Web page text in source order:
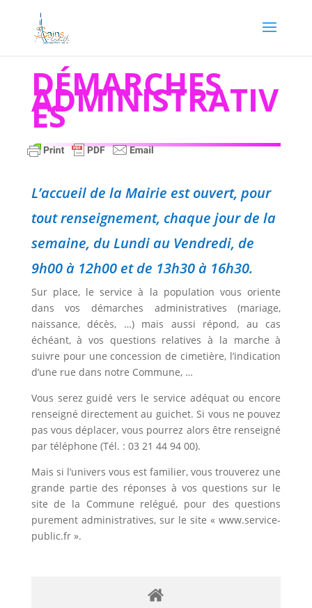
DÉMARCHES
ADMINISTRATIV
ES
L’accueil de la Mairie est ouvert, pour
tout renseignement, chaque jour de la
semaine, du Lundi au Vendredi, de
9h00 à 12h00 et de 13h30 à 16h30.
Sur place, le service à la population vous oriente
dans vos démarches administratives (mariage,
naissance, décès, …) mais aussi répond, au cas
échéant, à vos questions relatives à la marche à
suivre pour une concession de cimetière, l’indication
d’une rue dans notre Commune, …
Vous serez guidé vers le service adéquat ou encore
renseigné directement au guichet. Si vous ne pouvez
pas vous déplacer, vous pourrez alors être renseigné
par téléphone (Tél. : 03 21 44 94 00).
Mais si l’univers vous est familier, vous trouverez une
grande partie des réponses à vos questions sur le
site de la Commune relégué, pour des questions
purement administratives, sur le site « www.service-
public.fr ».